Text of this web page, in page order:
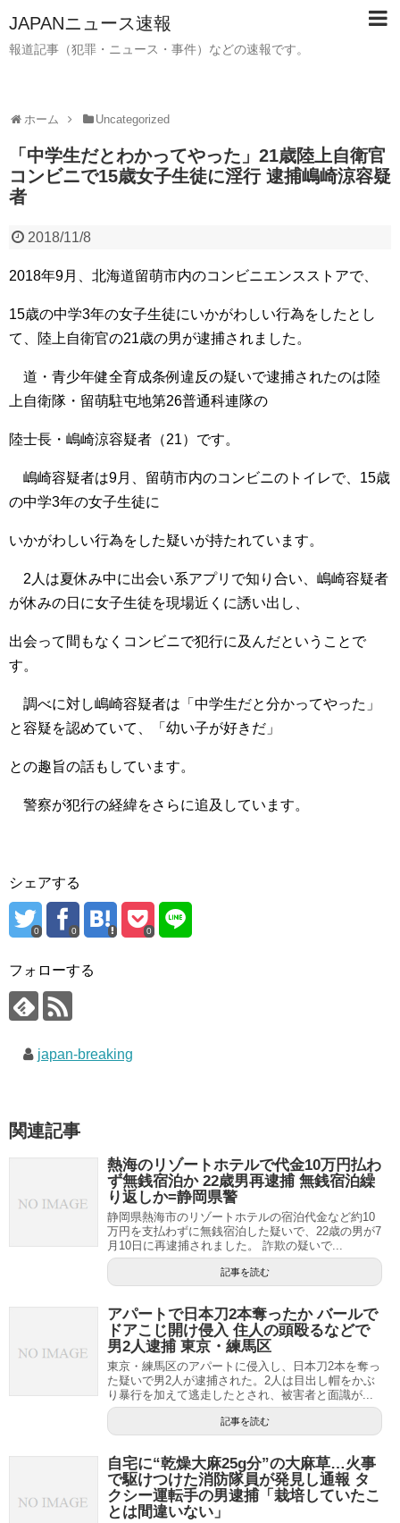
JAPANニュース速報
報道記事（犯罪・ニュース・事件）などの速報です。
ホーム Uncategorized
「中学生だとわかってやった」21歳陸上自衛官
コンビニで15歳女子生徒に淫行 逮捕嶋崎涼容疑
者
2018/11/8
2018年9月、北海道留萌市内のコンビニエンスストアで、
15歳の中学3年の女子生徒にいかがわしい行為をしたとし
て、陸上自衛官の21歳の男が逮捕されました。
道・青少年健全育成条例違反の疑いで逮捕されたのは陸
上自衛隊・留萌駐屯地第26普通科連隊の
陸士長・嶋崎涼容疑者（21）です。
嶋崎容疑者は9月、留萌市内のコンビニのトイレで、15歳
の中学3年の女子生徒に
いかがわしい行為をした疑いが持たれています。
2人は夏休み中に出会い系アプリで知り合い、嶋崎容疑者
が休みの日に女子生徒を現場近くに誘い出し、
出会って間もなくコンビニで犯行に及んだということで
す。
調べに対し嶋崎容疑者は「中学生だと分かってやった」
と容疑を認めていて、「幼い子が好きだ」
との趣旨の話もしています。
警察が犯行の経緯をさらに追及しています。
シェアする
0 0 0
フォローする
japan-breaking
関連記事
熱海のリゾートホテルで代金10万円払わ
ず無銭宿泊か 22歳男再逮捕 無銭宿泊繰
り返しか=静岡県警
静岡県熱海市のリゾートホテルの宿泊代金など約10
万円を支払わずに無銭宿泊した疑いで、22歳の男が7
月10日に再逮捕されました。 詐欺の疑いで...
記事を読む
アパートで日本刀2本奪ったか バールで
ドアこじ開け侵入 住人の頭殴るなどで
男2人逮捕 東京・練馬区
東京・練馬区のアパートに侵入し、日本刀2本を奪っ
た疑いで男2人が逮捕された。2人は目出し帽をかぶ
り暴行を加えて逃走したとされ、被害者と面識が...
記事を読む
自宅に“乾燥大麻25g分”の大麻草…火事
で駆けつけた消防隊員が発見し通報 タ
クシー運転手の男逮捕「栽培していたこ
とは間違いない」